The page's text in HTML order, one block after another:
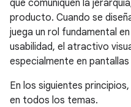
que comuniquen la
producto. Cuando se
juega un rol fundamental
usabilidad, el atractivo
especialmente en pantallas
En los siguientes
en todos los temas.